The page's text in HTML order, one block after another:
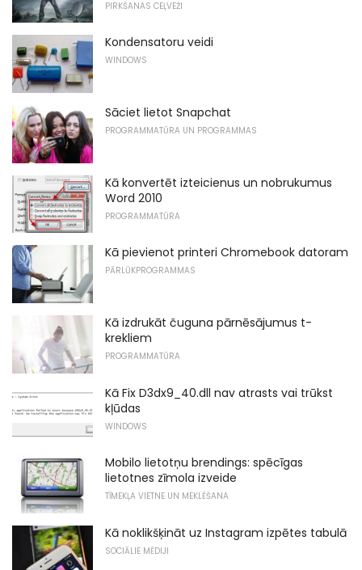
PIRKŠANAS CEĻVEŽI
Kondensatoru veidi
WINDOWS
Sāciet lietot Snapchat
PROGRAMMATŪRA UN PROGRAMMAS
Kā konvertēt izteicienus un nobrukumus
Word 2010
PROGRAMMATŪRA
Kā pievienot printeri Chromebook datoram
PĀRLŪKPROGRAMMAS
Kā izdrukāt čuguna pārnēsājumus t-
krekliem
PROGRAMMATŪRA
Kā Fix D3dx9_40.dll nav atrasts vai trūkst
kļūdas
WINDOWS
Mobilo lietotņu brendings: spēcīgas
lietotnes zīmola izveide
TĪMEKĻA VIETNE UN MEKLĒŠANA
Kā noklikšķināt uz Instagram izpētes tabulā
SOCIĀLIE MĒDIJI